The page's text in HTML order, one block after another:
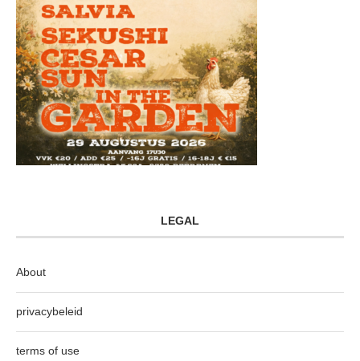
LEGAL
About
privacybeleid
terms of use